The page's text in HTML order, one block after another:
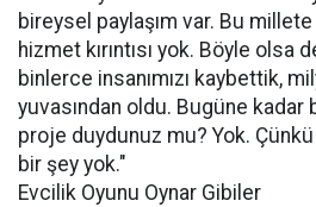
bireysel paylaşım var. Bu
hizmet kırıntısı yok. Böyle olsa
binlerce insanımızı kaybettik,
yuvasından oldu. Bugüne
proje duydunuz mu? Yok. Çünkü
bir şey yok."
Evcilik Oyunu Oynar Gibiler